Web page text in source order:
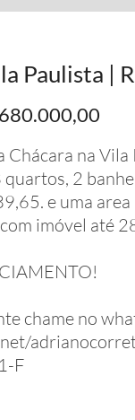
Paulista |
Chácara na
quartos, 2
e uma
imóvel até
chame no
F